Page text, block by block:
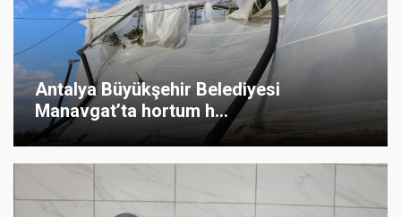
Antalya Büyükşehir Belediyesi
Manavgat’ta hortum h...